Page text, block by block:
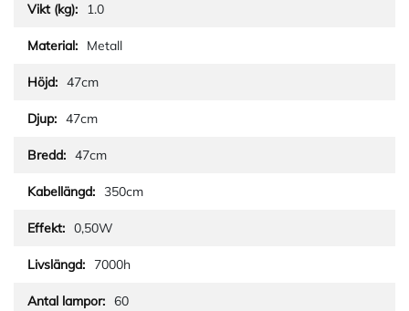
1.0
Metall
47cm
47cm
47cm
350cm
0,50W
7000h
60